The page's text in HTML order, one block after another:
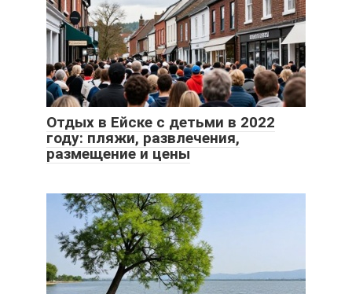
Отдых в Ейске с детьми в 2022
году: пляжи, развлечения,
размещение и цены